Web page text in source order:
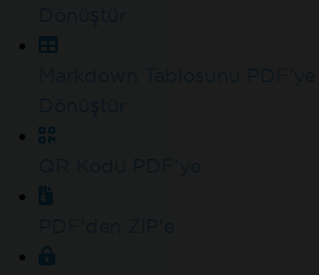
Dönüştür
Markdown Tablosunu PDF'ye
Dönüştür
QR Kodu PDF'ye
PDF'den ZIP'e